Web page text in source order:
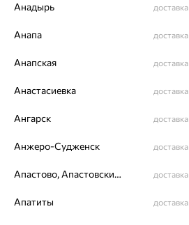
Гарантия и возврат
64% 64%
Анадырь доставка
Анапа доставка
Анапская доставка
Анастасиевка доставка
Ангарск доставка
Анжеро-Судженск доставка
Апастово, Апастовский район доставка
Апатиты доставка